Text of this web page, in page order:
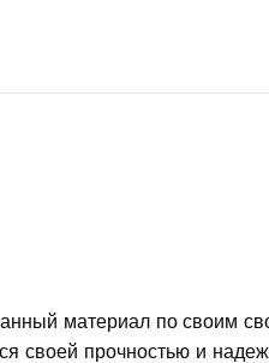
материал по своим
своей прочностью и